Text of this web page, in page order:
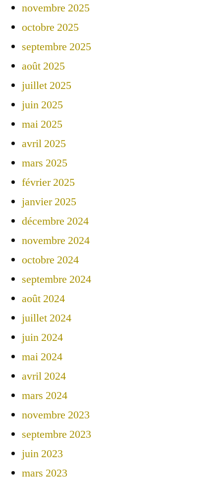
novembre 2025
octobre 2025
septembre 2025
août 2025
juillet 2025
juin 2025
mai 2025
avril 2025
mars 2025
février 2025
janvier 2025
décembre 2024
novembre 2024
octobre 2024
septembre 2024
août 2024
juillet 2024
juin 2024
mai 2024
avril 2024
mars 2024
novembre 2023
septembre 2023
juin 2023
mars 2023